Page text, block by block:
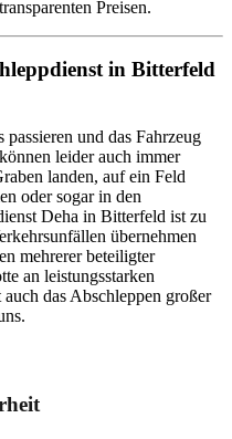
Preisen.
in Bitterfeld
und das Fahrzeug
leider auch immer
landen, auf ein Feld
oder sogar in den
Deha in Bitterfeld ist zu
übernehmen
mehrerer beteiligter
an leistungsstarken
das Abschleppen großer